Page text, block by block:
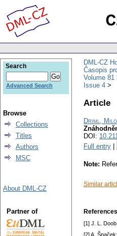
DML-CZ
Časopis
Volume 81
Issue 4
Article
Driml,
DOI:
Full entry
Note:
Similar
[1] J. L. Doob:
[2] A. Špaček:
Search
Advanced Search
Browse
Collections
Titles
Authors
MSC
About DML-CZ
Partner of